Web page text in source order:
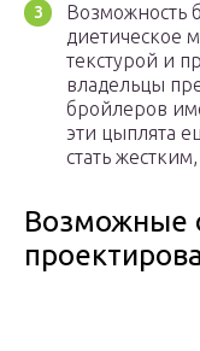
Возможность
диетическое
текстурой и
владельцы
бройлеров
эти цыплята
стать
Возможные